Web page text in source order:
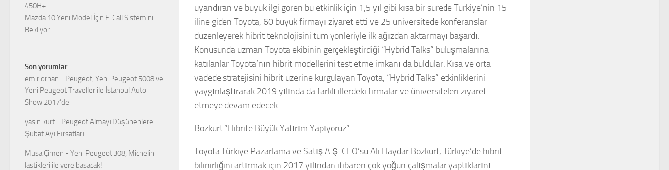
uyandıran ve büyük ilgi gören bu etkinlik için 1,5 yıl gibi kısa bir sürede Türkiye’nin 15
iline giden Toyota, 60 büyük firmayı ziyaret etti ve 25 üniversitede konferanslar
düzenleyerek hibrit teknolojisini tüm yönleriyle ilk ağızdan aktarmayı başardı.
Konusunda uzman Toyota ekibinin gerçekleştirdiği “Hybrid Talks” buluşmalarına
katılanlar Toyota’nın hibrit modellerini test etme imkanı da buldular. Kısa ve orta
vadede stratejisini hibrit üzerine kurgulayan Toyota, “Hybrid Talks” etkinliklerini
yaygınlaştırarak 2019 yılında da farklı illerdeki firmalar ve üniversiteleri ziyaret
etmeye devam edecek.
Bozkurt ”Hibrite Büyük Yatırım Yapıyoruz”
Toyota Türkiye Pazarlama ve Satış A.Ş. CEO’su Ali Haydar Bozkurt, Türkiye’de hibrit
bilinirliğini artırmak için 2017 yılından itibaren çok yoğun çalışmalar yaptıklarını
450H+
Mazda 10 Yeni Model İçin E-Call Sistemini
Bekliyor
Son yorumlar
emir orhan - Peugeot, Yeni Peugeot 5008 ve
Yeni Peugeot Traveller ile İstanbul Auto
Show 2017’de
yasin kurt - Peugeot Almayı Düşünenlere
Şubat Ayı Fırsatları
Musa Çimen - Yeni Peugeot 308, Michelin
lastikleri ile yere basacak!